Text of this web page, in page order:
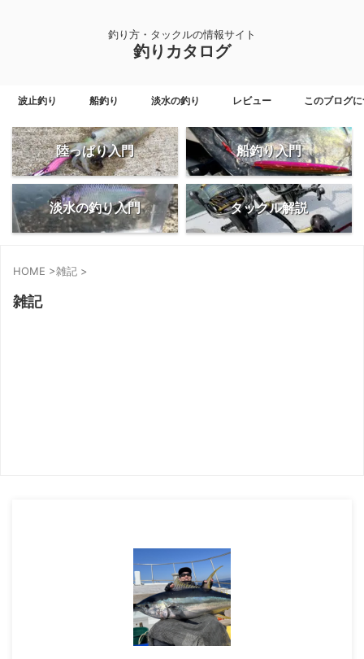
釣り方・タックルの情報サイト
釣りカタログ
波止釣り 船釣り 淡水の釣り レビュー このブログ
陸っぱり入門 船釣り入門
淡水の釣り入門 タックル解説
HOME >雑記 >
雑記